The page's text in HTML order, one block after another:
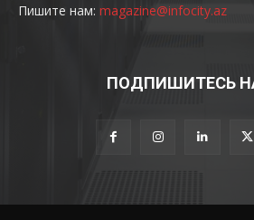
Пишите нам: magazine@infocity.az
ПОДПИШИТЕСЬ